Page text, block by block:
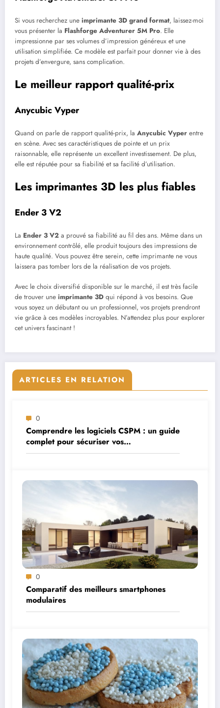
Si vous recherchez une imprimante 3D grand format, laissez-moi
vous présenter la Flashforge Adventurer 5M Pro. Elle
impressionne par ses volumes d’impression généreux et une
utilisation simplifiée. Ce modèle est parfait pour donner vie à des
projets d’envergure, sans complication.
Le meilleur rapport qualité-prix
Anycubic Vyper
Quand on parle de rapport qualité-prix, la Anycubic Vyper entre
en scène. Avec ses caractéristiques de pointe et un prix
raisonnable, elle représente un excellent investissement. De plus,
elle est réputée pour sa fiabilité et sa facilité d’utilisation.
Les imprimantes 3D les plus fiables
Ender 3 V2
La Ender 3 V2 a prouvé sa fiabilité au fil des ans. Même dans un
environnement contrôlé, elle produit toujours des impressions de
haute qualité. Vous pouvez être serein, cette imprimante ne vous
laissera pas tomber lors de la réalisation de vos projets.
Avec le choix diversifié disponible sur le marché, il est très facile
de trouver une imprimante 3D qui répond à vos besoins. Que
vous soyez un débutant ou un professionnel, vos projets prendront
vie grâce à ces modèles incroyables. N’attendez plus pour explorer
cet univers fascinant !
ARTICLES EN RELATION
0
Comprendre les logiciels CSPM : un guide
complet pour sécuriser vos
environnements cloud
0
Comparatif des meilleurs smartphones
modulaires